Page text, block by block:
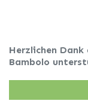
Herzlichen Dank
Bambolo